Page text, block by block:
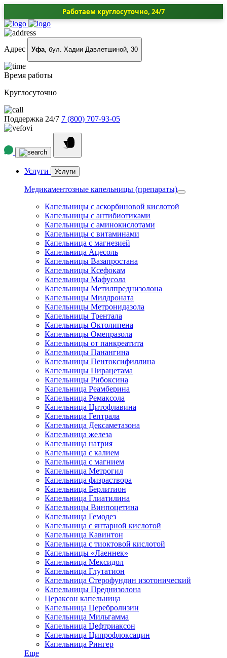
Работаем круглосуточно, 24/7
Адрес Уфа, бул. Хадии Давлетшиной, 30
Время работы
Круглосуточно
Поддержка 24/7 7 (800) 707-93-05
Услуги Услуги
Медикаментозные капельницы (препараты)
Капельницы с аскорбиновой кислотой
Капельницы с антибиотиками
Капельницы с аминокислотами
Капельницы с витаминами
Капельница с магнезией
Капельница Ацесоль
Капельницы Вазапростана
Капельницы Ксефокам
Капельницы Мафусола
Капельницы Метилпреднизолона
Капельницы Милдроната
Капельницы Метронидазола
Капельницы Трентала
Капельницы Октолипена
Капельницы Омепразола
Капельницы от панкреатита
Капельницы Панангина
Капельницы Пентоксифиллина
Капельницы Пирацетама
Капельницы Рибоксина
Капельница Реамберина
Капельница Ремаксола
Капельница Цитофлавина
Капельница Гептрала
Капельница Дексаметазона
Капельница железа
Капельница натрия
Капельница с калием
Капельница с магнием
Капельница Метрогил
Капельница физраствора
Капельница Берлитион
Капельница Глиатилина
Капельницы Винпоцетина
Капельница Гемодез
Капельница с янтарной кислотой
Капельница Кавинтон
Капельница с тиоктовой кислотой
Капельницы «Лаеннек»
Капельница Мексидол
Капельница Глутатион
Капельница Стерофундин изотонический
Капельницы Преднизолона
Цераксон капельница
Капельница Церебролизин
Капельница Мильгамма
Капельница Цефтриаксон
Капельница Ципрофлоксацин
Капельница Рингер
Еще